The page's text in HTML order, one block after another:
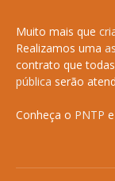
Muito mais que
Realizamos uma
contrato que
pública serão
Conheça o PNTP